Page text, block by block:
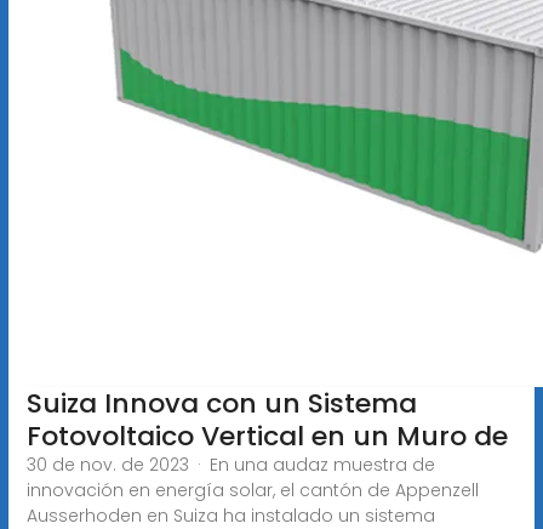
Suiza Innova con un Sistema
Fotovoltaico Vertical en un Muro de
30 de nov. de 2023 · En una audaz muestra de
innovación en energía solar, el cantón de Appenzell
Ausserhoden en Suiza ha instalado un sistema